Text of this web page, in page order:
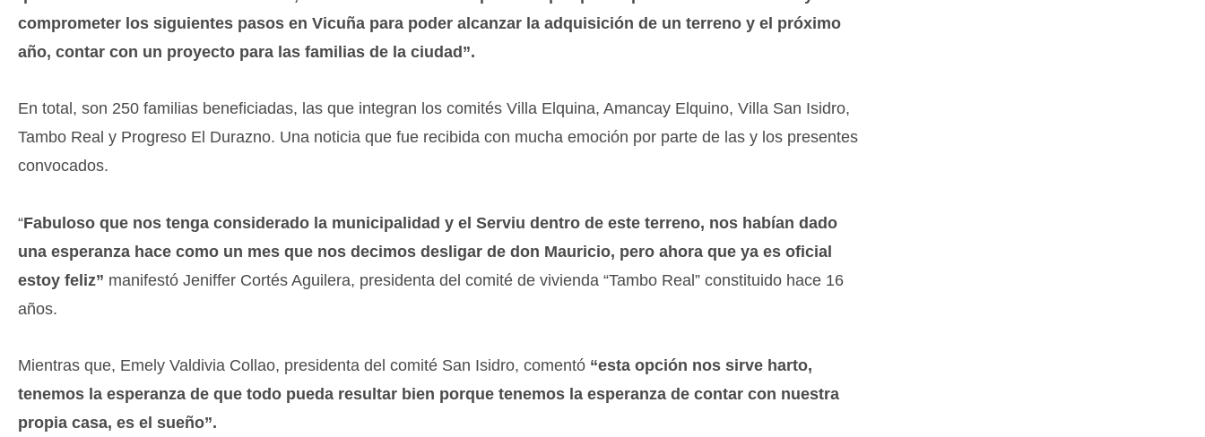
comprometer los siguientes pasos en Vicuña para poder alcanzar la adquisición de un terreno y el próximo
año, contar con un proyecto para las familias de la ciudad”.
En total, son 250 familias beneficiadas, las que integran los comités Villa Elquina, Amancay Elquino, Villa San Isidro,
Tambo Real y Progreso El Durazno. Una noticia que fue recibida con mucha emoción por parte de las y los presentes
convocados.
“Fabuloso que nos tenga considerado la municipalidad y el Serviu dentro de este terreno, nos habían dado
una esperanza hace como un mes que nos decimos desligar de don Mauricio, pero ahora que ya es oficial
estoy feliz” manifestó Jeniffer Cortés Aguilera, presidenta del comité de vivienda “Tambo Real” constituido hace 16
años.
Mientras que, Emely Valdivia Collao, presidenta del comité San Isidro, comentó “esta opción nos sirve harto,
tenemos la esperanza de que todo pueda resultar bien porque tenemos la esperanza de contar con nuestra
propia casa, es el sueño”.